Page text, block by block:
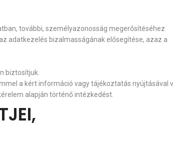
további, személyazonosság megerősítéséhez
adatkezelés bizalmasságának elősegítése, azaz a
biztosítjuk.
a kért információ vagy tájékoztatás nyújtásával
alapján történő intézkedést.